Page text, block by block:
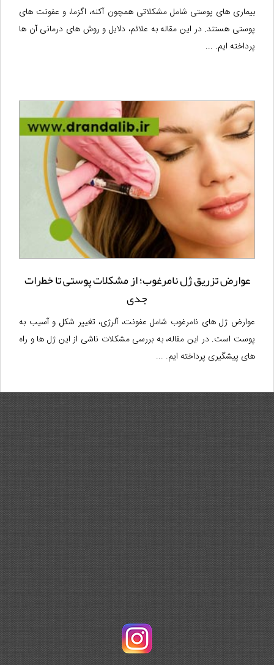
بیماری های پوستی شامل مشکلاتی همچون آکنه، اگزما، و عفونت های
پوستی هستند. در این مقاله به علائم، دلایل و روش های درمانی آن ها
پرداخته ایم. ...
عوارض تزریق ژل نامرغوب؛ از مشکلات پوستی تا خطرات
جدی
عوارض ژل های نامرغوب شامل عفونت، آلرژی، تغییر شکل و آسیب به
پوست است. در این مقاله، به بررسی مشکلات ناشی از این ژل ها و راه
های پیشگیری پرداخته ایم. ...